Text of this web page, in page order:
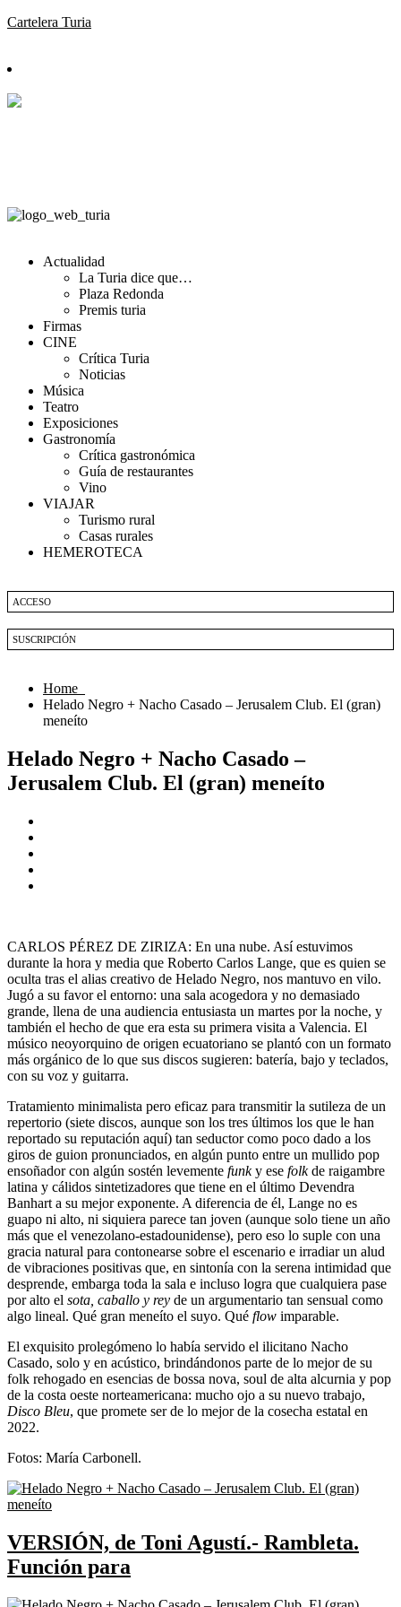
Cartelera Turia
Actualidad
La Turia dice que…
Plaza Redonda
Premis turia
Firmas
CINE
Crítica Turia
Noticias
Música
Teatro
Exposiciones
Gastronomía
Crítica gastronómica
Guía de restaurantes
Vino
VIAJAR
Turismo rural
Casas rurales
HEMEROTECA
ACCESO
SUSCRIPCIÓN
Home
Helado Negro + Nacho Casado – Jerusalem Club. El (gran)
meneíto
Helado Negro + Nacho Casado –
Jerusalem Club. El (gran) meneíto
CARLOS PÉREZ DE ZIRIZA: En una nube. Así estuvimos
durante la hora y media que Roberto Carlos Lange, que es quien se
oculta tras el alias creativo de Helado Negro, nos mantuvo en vilo.
Jugó a su favor el entorno: una sala acogedora y no demasiado
grande, llena de una audiencia entusiasta un martes por la noche, y
también el hecho de que era esta su primera visita a Valencia. El
músico neoyorquino de origen ecuatoriano se plantó con un formato
más orgánico de lo que sus discos sugieren: batería, bajo y teclados,
con su voz y guitarra.
Tratamiento minimalista pero eficaz para transmitir la sutileza de un
repertorio (siete discos, aunque son los tres últimos los que le han
reportado su reputación aquí) tan seductor como poco dado a los
giros de guion pronunciados, en algún punto entre un mullido pop
ensoñador con algún sostén levemente funky ese folkde raigambre
latina y cálidos sintetizadores que tiene en el último Devendra
Banhart a su mejor exponente. A diferencia de él, Lange no es
guapo ni alto, ni siquiera parece tan joven (aunque solo tiene un año
más que el venezolano-estadounidense), pero eso lo suple con una
gracia natural para contonearse sobre el escenario e irradiar un alud
de vibraciones positivas que, en sintonía con la serena intimidad que
desprende, embarga toda la sala e incluso logra que cualquiera pase
por alto el sota, caballo y rey de un argumentario tan sensual como
algo lineal. Qué gran meneíto el suyo. Qué flow imparable.
El exquisito prolegómeno lo había servido el ilicitano Nacho
Casado, solo y en acústico, brindándonos parte de lo mejor de su
folk rehogado en esencias de bossa nova, soul de alta alcurnia y pop
de la costa oeste norteamericana: mucho ojo a su nuevo trabajo,
Disco Bleu, que promete ser de lo mejor de la cosecha estatal en
2022.
Fotos: María Carbonell.
VERSIÓN, de Toni Agustí.- Rambleta.
Función para